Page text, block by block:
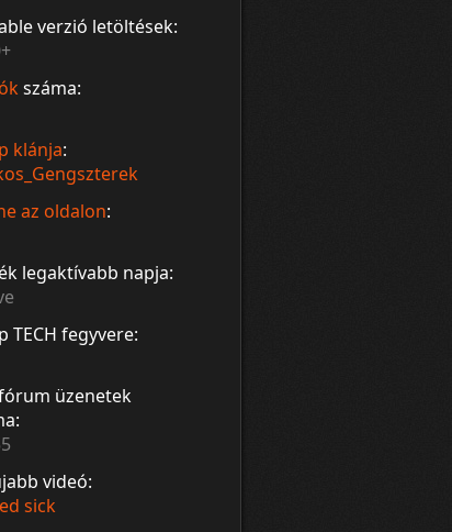
verzió letöltések:
száma:
klánja:
az oldalon:
legaktívabb napja:
TECH fegyvere:
üzenetek
videó:
sick